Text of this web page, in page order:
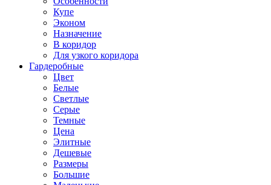
Купе
Эконом
Назначение
В коридор
Для узкого коридора
Гардеробные
Цвет
Белые
Светлые
Серые
Темные
Цена
Элитные
Дешевые
Размеры
Большие